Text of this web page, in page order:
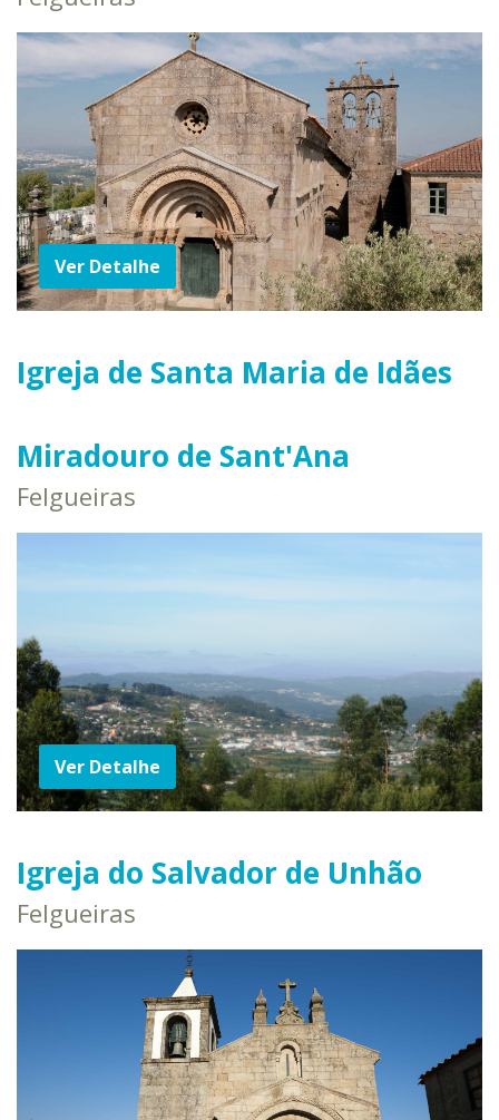
Ver Detalhe
Igreja de Santa Maria de Idães
Miradouro de Sant'Ana
Felgueiras
Ver Detalhe
Igreja do Salvador de Unhão
Felgueiras